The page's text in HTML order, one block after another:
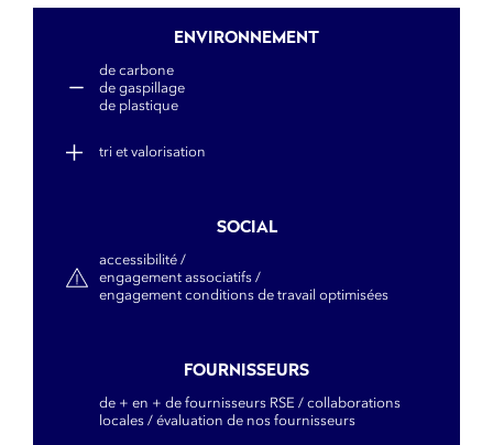
ENVIRONNEMENT
de carbone
de gaspillage
de plastique
tri et valorisation
SOCIAL
accessibilité /
engagement associatifs /
engagement conditions de travail optimisées
FOURNISSEURS
de + en + de fournisseurs RSE / collaborations
locales / évaluation de nos fournisseurs